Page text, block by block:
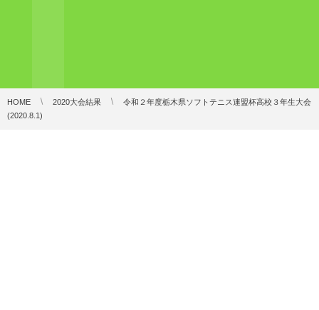
HOME 2020大会結果
令和２年度栃木県ソフトテニス連盟杯高校３年生大会
(2020.8.1)